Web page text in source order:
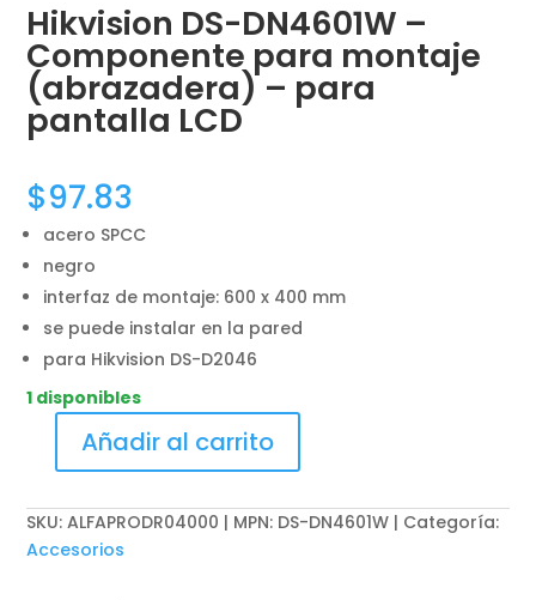
Hikvision DS-DN4601W –
Componente para montaje
(abrazadera) – para
pantalla LCD
$97.83
acero SPCC
negro
interfaz de montaje: 600 x 400 mm
se puede instalar en la pared
para Hikvision DS-D2046
1 disponibles
Hikvision
DN4601W
Añadir al carrito
SKU:ALFAPRODR04000 | MPN: DS-DN4601W
Categoría:
Accesorios